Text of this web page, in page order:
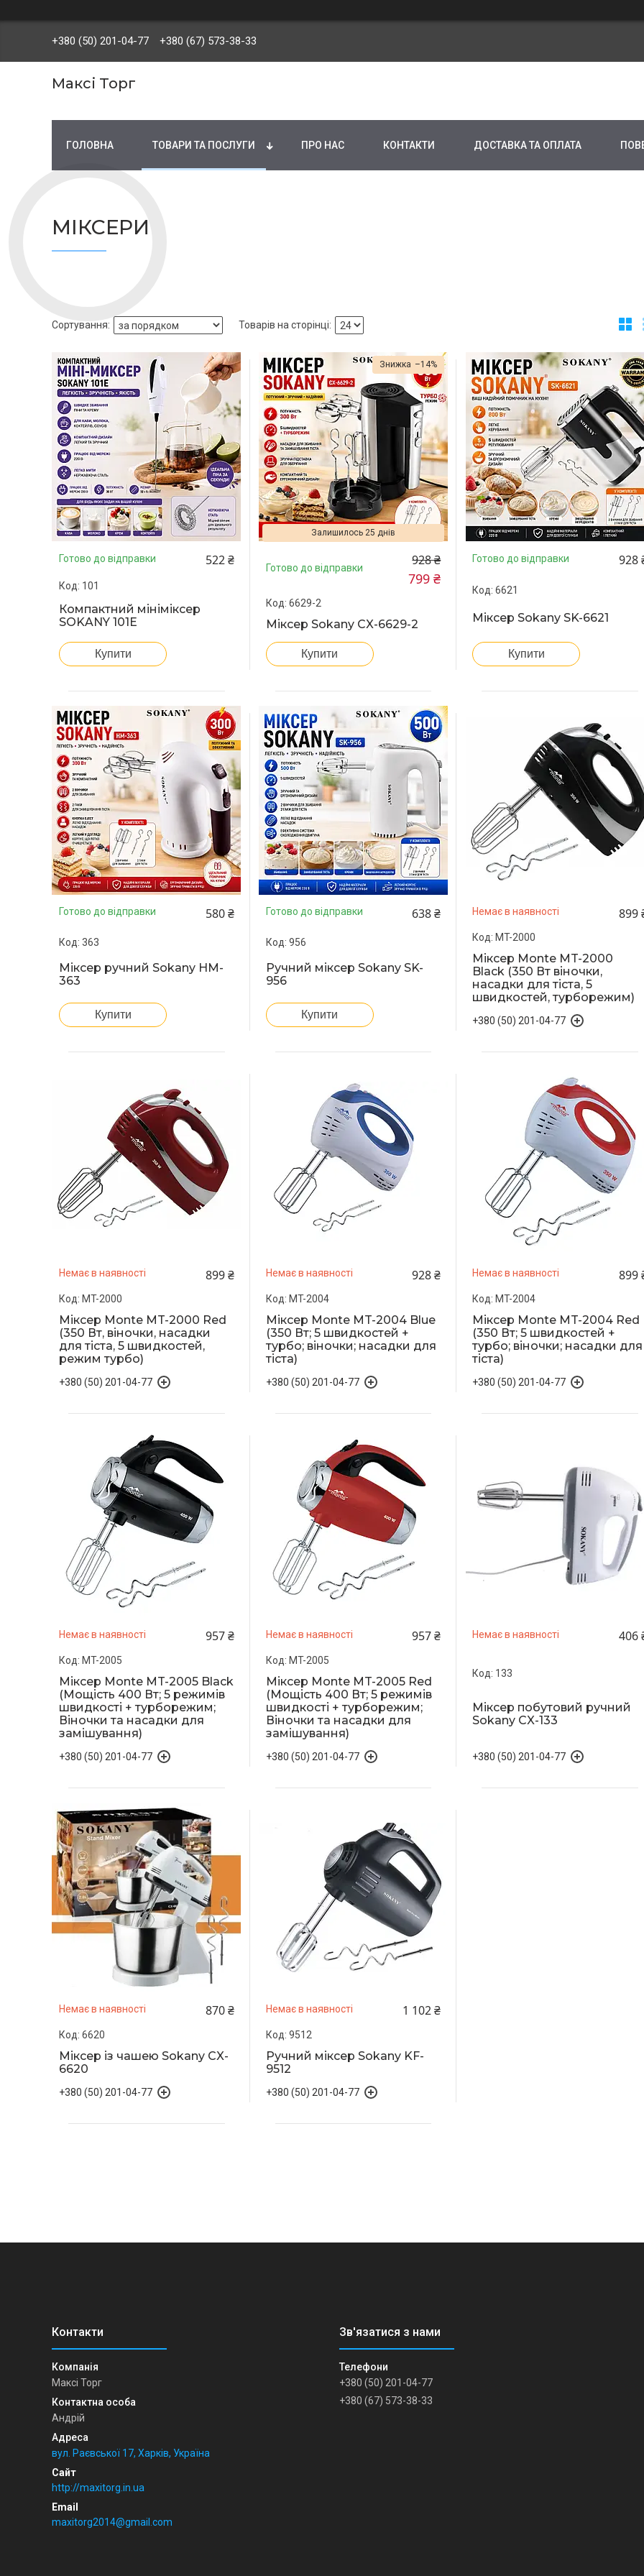
+380 (50) 201-04-77 +380 (67) 573-38-33
Максі Торг
ГОЛОВНА ТОВАРИ ТА ПОСЛУГИ ПРО НАС КОНТАКТИ ДОСТАВКА ТА ОПЛАТА
МІКСЕРИ
Готово до відправки 522 ₴
101
Компактний мініміксер
SOKANY 101E
Купити
–14%
Залишилось 25 днів
Готово до відправки 928 ₴
799 ₴
6629-2
Міксер Sokany CX-6629-2
Купити
Готово до відправки 928
6621
Міксер Sokany SK-6621
Купити
Готово до відправки 580 ₴
363
Міксер ручний Sokany HM-
363
Купити
Готово до відправки 638 ₴
956
Ручний міксер Sokany SK-
956
Купити
Немає в наявності 899
MT-2000
Міксер Monte MT-2000
Black (350 Вт віночки,
насадки для тіста, 5
швидкостей, турборежим)
+380 (50) 201-04-77
Немає в наявності 899 ₴
MT-2000
Міксер Monte MT-2000 Red
(350 Вт, віночки, насадки
для тіста, 5 швидкостей,
режим турбо)
+380 (50) 201-04-77
Немає в наявності 928 ₴
MT-2004
Міксер Monte MT-2004 Blue
(350 Вт; 5 швидкостей +
турбо; віночки; насадки для
тіста)
+380 (50) 201-04-77
Немає в наявності 899
MT-2004
Міксер Monte MT-2004 Red
(350 Вт; 5 швидкостей +
турбо; віночки; насадки для
тіста)
+380 (50) 201-04-77
Немає в наявності 957 ₴
MT-2005
Міксер Monte MT-2005 Black
(Мощість 400 Вт; 5 режимів
швидкості + турборежим;
Віночки та насадки для
замішування)
+380 (50) 201-04-77
Немає в наявності 957 ₴
MT-2005
Міксер Monte MT-2005 Red
(Мощість 400 Вт; 5 режимів
швидкості + турборежим;
Віночки та насадки для
замішування)
+380 (50) 201-04-77
Немає в наявності 406
133
Міксер побутовий ручний
Sokany CX-133
+380 (50) 201-04-77
Немає в наявності 870 ₴
6620
Міксер із чашею Sokany CX-
6620
+380 (50) 201-04-77
Немає в наявності 1 102 ₴
9512
Ручний міксер Sokany KF-
9512
+380 (50) 201-04-77
Максі Торг
Андрій
вул. Раєвської 17, Харків, Україна
http://maxitorg.in.ua
maxitorg2014@gmail.com
+380 (50) 201-04-77
+380 (67) 573-38-33